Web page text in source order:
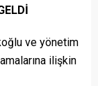
ve yönetim
ilişkin